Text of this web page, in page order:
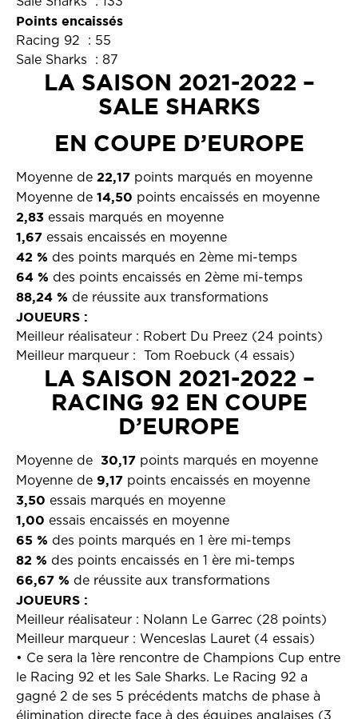
Points encaissés
Racing 92 : 55
Sale Sharks : 87
LA SAISON 2021-2022 –
SALE SHARKS
EN COUPE D’EUROPE
Moyenne de 22,17 points marqués en moyenne
Moyenne de 14,50 points encaissés en moyenne
2,83 essais marqués en moyenne
1,67 essais encaissés en moyenne
42 % des points marqués en 2ème mi-temps
64 % des points encaissés en 2ème mi-temps
88,24 % de réussite aux transformations
JOUEURS :
Meilleur réalisateur : Robert Du Preez (24 points)
Meilleur marqueur : Tom Roebuck (4 essais)
LA SAISON 2021-2022 –
RACING 92 EN COUPE
D’EUROPE
Moyenne de 30,17 points marqués en moyenne
Moyenne de 9,17 points encaissés en moyenne
3,50 essais marqués en moyenne
1,00 essais encaissés en moyenne
65 % des points marqués en 1 ère mi-temps
82 % des points encaissés en 1 ère mi-temps
66,67 % de réussite aux transformations
JOUEURS :
Meilleur réalisateur : Nolann Le Garrec (28 points)
Meilleur marqueur : Wenceslas Lauret (4 essais)
• Ce sera la 1ère rencontre de Champions Cup entre
le Racing 92 et les Sale Sharks. Le Racing 92 a
gagné 2 de ses 5 précédents matchs de phase à
élimination directe face à des équipes anglaises (3